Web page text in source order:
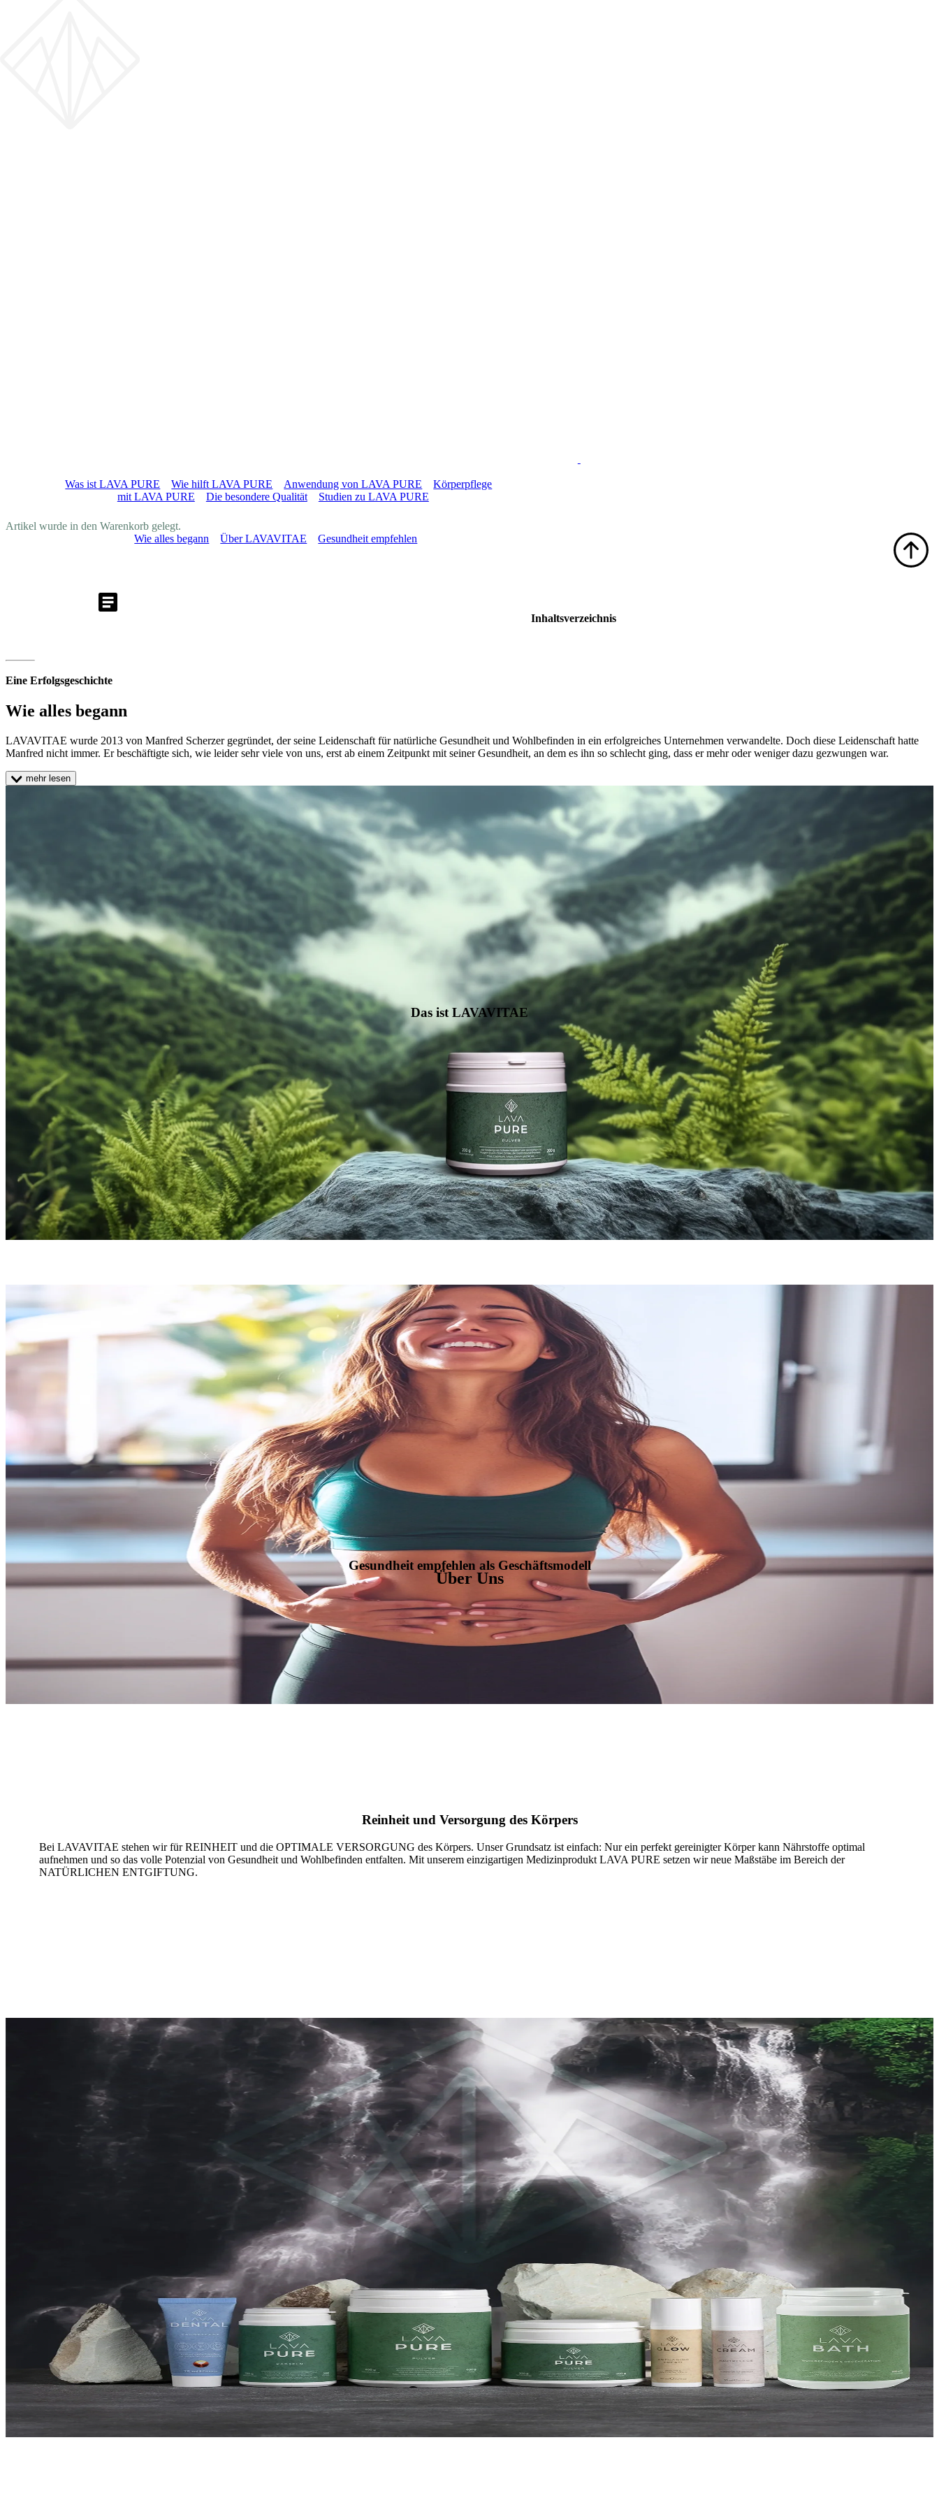
Was ist LAVA PURE Wie hilft LAVA PURE Anwendung von LAVA PURE
Körperpflege
mit LAVA PURE
Die besondere Qualität Studien zu LAVA PURE
Wie alles begann Über LAVAVITAE Gesundheit empfehlen
Artikel wurde in den Warenkorb gelegt.
Über Uns
Inhaltsverzeichnis
Eine Erfolgsgeschichte
Wie alles begann
LAVAVITAE wurde 2013 von Manfred Scherzer gegründet, der seine Leidenschaft für natürliche Gesundheit und Wohlbefinden in ein erfolgreiches Unternehmen verwandelte. Doch diese Leidenschaft hatte
Manfred nicht immer. Er beschäftigte sich, wie leider sehr viele von uns, erst ab einem Zeitpunkt mit seiner Gesundheit, an dem es ihn so schlecht ging, dass er mehr oder weniger dazu gezwungen war.
mehr lesen
Das ist LAVAVITAE
Reinheit und Versorgung des Körpers
Bei LAVAVITAE stehen wir für REINHEIT und die OPTIMALE VERSORGUNG des Körpers. Unser Grundsatz ist einfach: Nur ein perfekt gereinigter Körper kann Nährstoffe optimal
aufnehmen und so das volle Potenzial von Gesundheit und Wohlbefinden entfalten. Mit unserem einzigartigen Medizinprodukt LAVA PURE setzen wir neue Maßstäbe im Bereich der
NATÜRLICHEN ENTGIFTUNG.
Gesundheit empfehlen als Geschäftsmodell